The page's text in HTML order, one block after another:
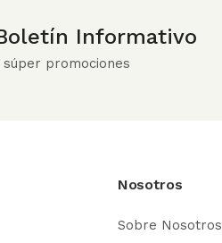
Informativo
promociones
Nosotros
Sobre Nosotros